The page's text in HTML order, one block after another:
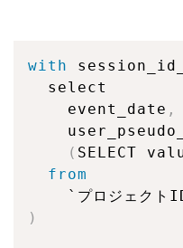
with
  select
    event_date
,
( SELECT
from
`プロジェクト
)